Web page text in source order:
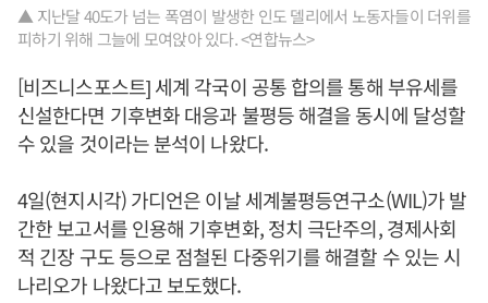
▲ 지난달 40도가 넘는 폭염이 발생한 인도 델리에서 노동자들이 더위를
피하기 위해 그늘에 모여앉아 있다. <연합뉴스>
[비즈니스포스트] 세계 각국이 공통 합의를 통해 부유세를
신설한다면 기후변화 대응과 불평등 해결을 동시에 달성할
수 있을 것이라는 분석이 나왔다.
4일(현지시각) 가디언은 이날 세계불평등연구소(WIL)가 발
간한 보고서를 인용해 기후변화, 정치 극단주의, 경제사회
적 긴장 구도 등으로 점철된 다중위기를 해결할 수 있는 시
나리오가 나왔다고 보도했다.